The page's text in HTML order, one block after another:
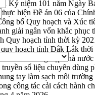
Kỷ niệm 101 năm Ngày
hiện Đề án 06 của
bố Quy hoạch và Xúc
giải ngân vốn khắc phục
Quy hoạch tỉnh thời kỳ
hoạch tỉnh Đắk Lắk
các doanh nghiệp nhà nước
số liệu chuyên dùng
tay làm sạch môi trường
công tác cải cách hành